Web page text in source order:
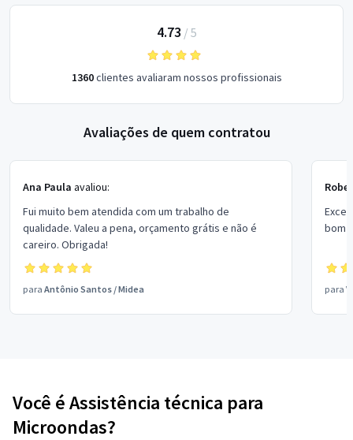
4.73 / 5
1360clientes avaliaram nossos profissionais
Avaliações de quem contratou
Ana Paula avaliou:
Fui muito bem atendida com um trabalho de
qualidade. Valeu a pena, orçamento grátis e não é
careiro. Obrigada!
para Antônio Santos /Midea
bom
para
Você é Assistência técnica para
Microondas?